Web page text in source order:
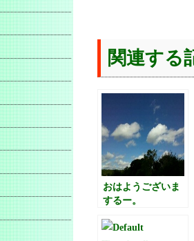
関連する
おはようございま
するー。